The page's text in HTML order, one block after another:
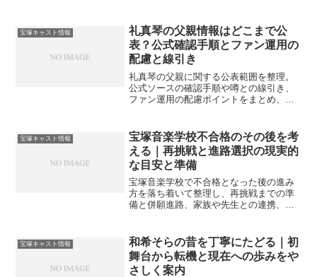
宝塚キャスト情報
礼真琴の父親情報はどこまで公
表？公式確認手順とファン運用の
配慮と線引き
礼真琴の父親に関する公表範囲を整理。
公式ソースの確認手順や噂との線引き、
ファン運用の配慮ポイントをまとめ、安
宝塚キャスト情報
宝塚音楽学校不合格のその後を考
える｜再挑戦と進路選択の現実的
な目安と準備
宝塚音楽学校で不合格となった後の進み
方を落ち着いて整理し、再挑戦までの準
備と併願進路、家族や先生との連携、心
す助けにします。
宝塚キャスト情報
和希そらの昔を丁寧にたどる｜初
舞台から転機と現在への歩みをや
さしく案内